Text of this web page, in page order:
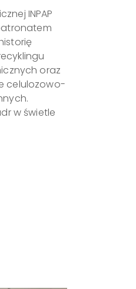
INPAP
oraz
celulozowo-
w świetle